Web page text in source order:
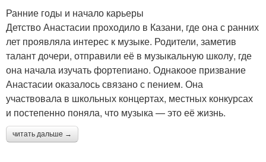
Ранние годы и начало карьеры
Детство Анастасии проходило в Казани, где она с ранних
лет проявляла интерес к музыке. Родители, заметив
талант дочери, отправили её в музыкальную школу, где
она начала изучать фортепиано. Однакоое призвание
Анастасии оказалось связано с пением. Она
участвовала в школьных концертах, местных конкурсах
и постепенно поняла, что музыка — это её жизнь.
читать дальше →